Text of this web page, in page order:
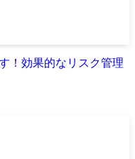
！効果的なリスク管理